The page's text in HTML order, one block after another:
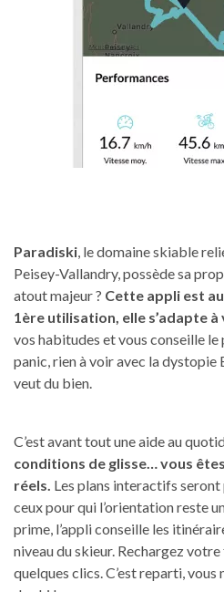
Paradiski, le domaine skiable
Peisey-Vallandry, possède sa
atout majeur ? Cette appli est
1ère utilisation, elle s’adapte
vos habitudes et vous conseille
panic, rien à voir avec la dystopie
veut du bien.
C’est avant tout une aide au
conditions de glisse… vous
réels. Les plans interactifs
ceux pour qui l’orientation reste
prime, l’appli conseille les
niveau du skieur. Rechargez
quelques clics. C’est reparti,